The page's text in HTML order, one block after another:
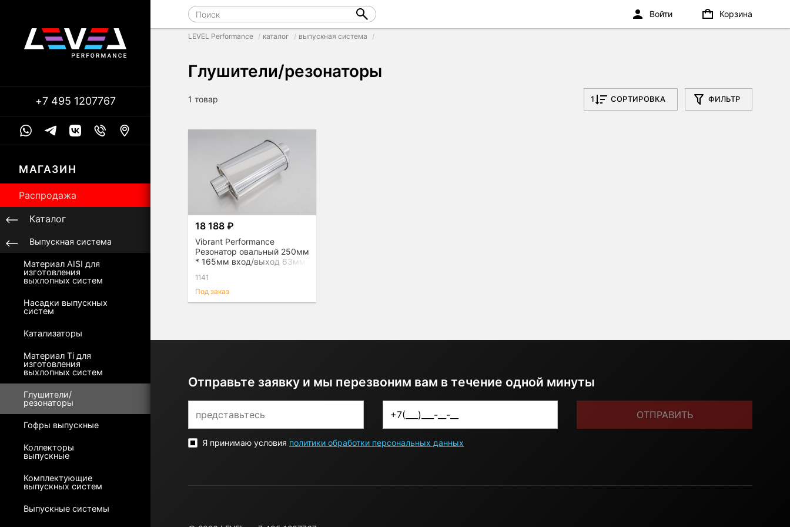
LEVEL Performance каталог выпускная система
Глушители/резонаторы
1 товар 1 СОРТИРОВКА ФИЛЬТР
18 188 ₽
Vibrant Performance
Резонатор овальный 250мм
* 165мм вход/выход 63мм
1141
Под заказ
Отправьте заявку и мы перезвоним вам в течение одной минуты
ОТПРАВИТЬ
Я принимаю условия политики обработки персональных данных
+7 495 1207767
МАГАЗИН
Распродажа
Каталог
Выпускная система
Материал AISI для
изготовления
выхлопных систем
Насадки выпускных
систем
Катализаторы
Материал Ti для
изготовления
выхлопных систем
Глушители/
резонаторы
Гофры выпускные
Коллекторы
выпускные
Комплектующие
выпускных систем
Выпускные системы
Войти Корзина